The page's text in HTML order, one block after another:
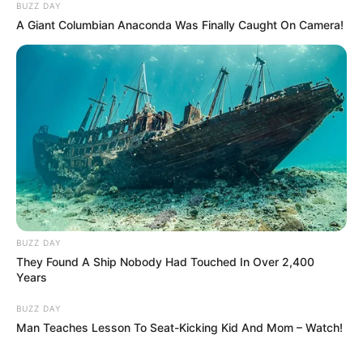
BUZZ DAY
A Giant Columbian Anaconda Was Finally Caught On Camera!
BUZZ DAY
They Found A Ship Nobody Had Touched In Over 2,400
Years
BUZZ DAY
Man Teaches Lesson To Seat-Kicking Kid And Mom – Watch!